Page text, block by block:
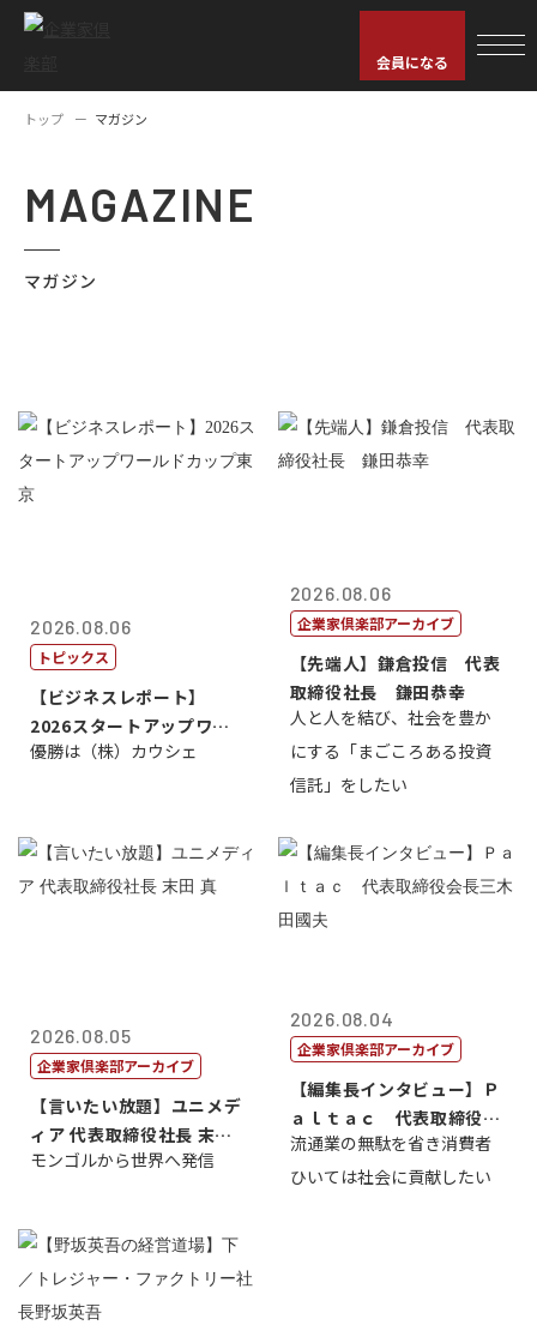
会員になる
トップ マガジン
MAGAZINE
マガジン
2026.08.06
トピックス
【ビジネスレポート】
2026スタートアップワー
ルドカップ東京
優勝は（株）カウシェ
2026.08.06
企業家倶楽部アーカイブ
【先端人】鎌倉投信 代表
取締役社長 鎌田恭幸
人と人を結び、社会を豊か
にする「まごころある投資
信託」をしたい
2026.08.05
企業家倶楽部アーカイブ
【言いたい放題】ユニメデ
ィア 代表取締役社長 末田
真
モンゴルから世界へ発信
2026.08.04
企業家倶楽部アーカイブ
【編集長インタビュー】Ｐ
ａｌｔａｃ 代表取締役会
長三木田國夫
流通業の無駄を省き消費者
ひいては社会に貢献したい